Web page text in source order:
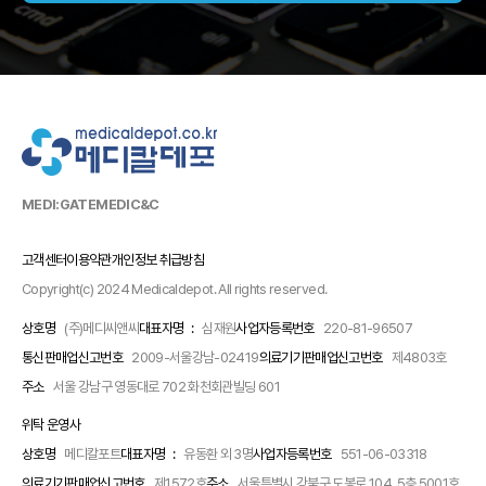
MEDI:GATEMEDIC&C
고객센터이용약관개인정보 취급방침
Copyright(c) 2024 Medicaldepot. All rights reserved.
상호명 (주)메디씨앤씨대표자명 : 심재원사업자등록번호
220-81-96507
통신판매업신고번호 2009-서울강남-02419의료기기판매업신고번호
제4803호
주소 서울 강남구 영동대로 702 화천회관빌딩 601
위탁 운영사
상호명 메디칼포트대표자명 : 유동환 외 3명사업자등록번호
551-06-03318